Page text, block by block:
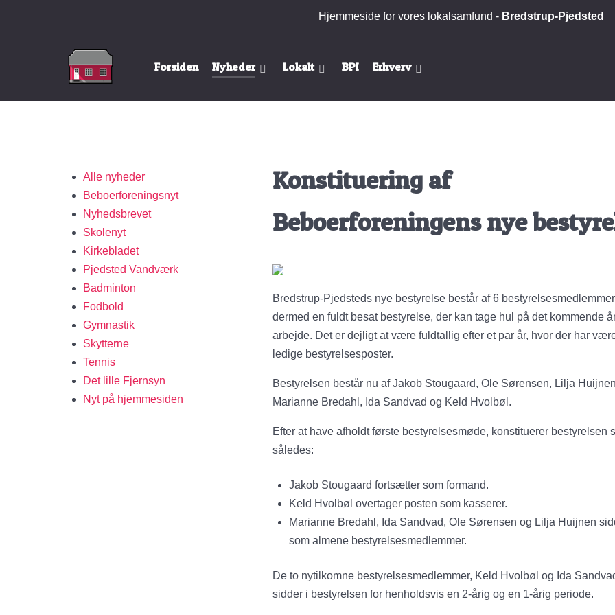
Hjemmeside for vores lokalsamfund - Bredstrup-Pjedsted
Forsiden Nyheder Lokalt BPI Erhverv
Alle nyheder
Beboerforeningsnyt
Nyhedsbrevet
Skolenyt
Kirkebladet
Pjedsted Vandværk
Badminton
Fodbold
Gymnastik
Skytterne
Tennis
Det lille Fjernsyn
Nyt på hjemmesiden
Konstituering af
Beboerforeningens nye
Bredstrup-Pjedsteds nye bestyrelse består af 6
dermed en fuldt besat bestyrelse, der kan tage hul på det kommende
arbejde. Det er dejligt at være fuldtallig efter et par år, hvor der har
ledige bestyrelsesposter.
Bestyrelsen består nu af Jakob Stougaard, Ole Sørensen, Lilja
Marianne Bredahl, Ida Sandvad og Keld Hvolbøl.
Efter at have afholdt første bestyrelsesmøde, konstituerer bestyrelsen
således:
Jakob Stougaard fortsætter som formand.
Keld Hvolbøl overtager posten som kasserer.
Marianne Bredahl, Ida Sandvad, Ole Sørensen og Lilja Huijnen
som almene bestyrelsesmedlemmer.
De to nytilkomne bestyrelsesmedlemmer, Keld Hvolbøl og Ida
sidder i bestyrelsen for henholdsvis en 2-årig og en 1-årig periode.